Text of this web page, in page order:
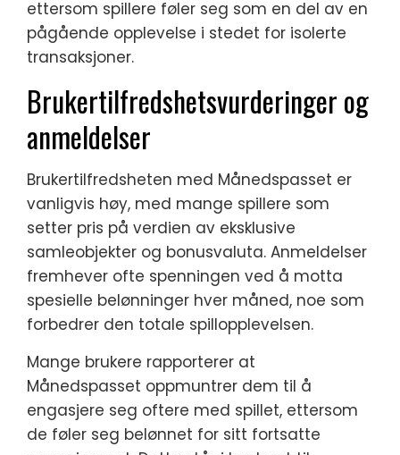
ettersom spillere føler seg som en del av en
pågående opplevelse i stedet for isolerte
transaksjoner.
Brukertilfredshetsvurderinger og
anmeldelser
Brukertilfredsheten med Månedspasset er
vanligvis høy, med mange spillere som
setter pris på verdien av eksklusive
samleobjekter og bonusvaluta. Anmeldelser
fremhever ofte spenningen ved å motta
spesielle belønninger hver måned, noe som
forbedrer den totale spillopplevelsen.
Mange brukere rapporterer at
Månedspasset oppmuntrer dem til å
engasjere seg oftere med spillet, ettersom
de føler seg belønnet for sitt fortsatte